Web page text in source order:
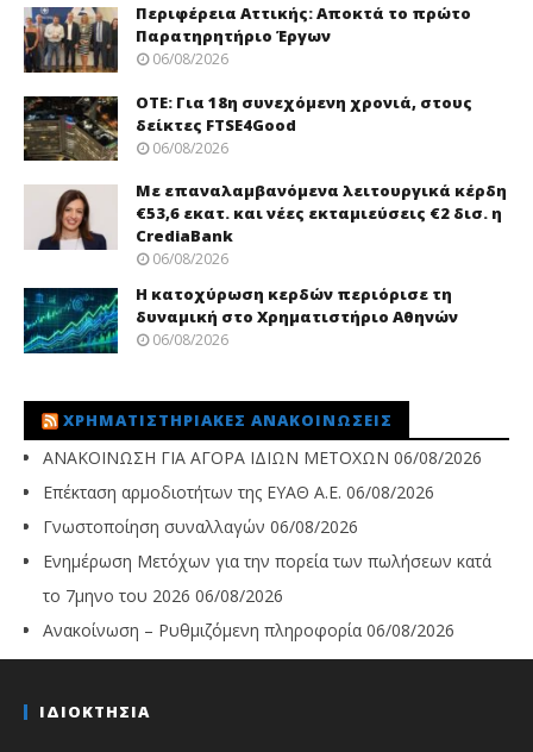
Περιφέρεια Αττικής: Αποκτά το πρώτο
Παρατηρητήριο Έργων
06/08/2026
ΟΤΕ: Για 18η συνεχόμενη χρονιά, στους
δείκτες FTSE4Good
06/08/2026
Με επαναλαμβανόμενα λειτουργικά κέρδη
€53,6 εκατ. και νέες εκταμιεύσεις €2 δισ. η
CrediaBank
06/08/2026
Η κατοχύρωση κερδών περιόρισε τη
δυναμική στο Χρηματιστήριο Αθηνών
06/08/2026
ΧΡΗΜΑΤΙΣΤΗΡΙΑΚΈΣ ΑΝΑΚΟΙΝΏΣΕΙΣ
ΑΝΑΚΟΙΝΩΣΗ ΓΙΑ ΑΓΟΡΑ ΙΔΙΩΝ ΜΕΤΟΧΩΝ 06/08/2026
Επέκταση αρμοδιοτήτων της ΕΥΑΘ Α.Ε. 06/08/2026
Γνωστοποίηση συναλλαγών 06/08/2026
Ενημέρωση Μετόχων για την πορεία των πωλήσεων κατά
το 7μηνο του 2026 06/08/2026
Ανακοίνωση – Ρυθμιζόμενη πληροφορία 06/08/2026
ΙΔΙΟΚΤΗΣΙΑ